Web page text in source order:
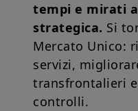
tempi e mirati
strategica. Si
Mercato Unico:
servizi,
transfrontalieri
controlli.